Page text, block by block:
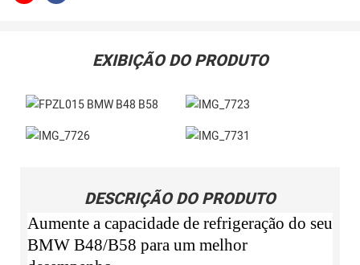
EXIBIÇÃO DO PRODUTO
DESCRIÇÃO DO PRODUTO
Aumente a capacidade de refrigeração do seu
BMW B48/B58 para um melhor